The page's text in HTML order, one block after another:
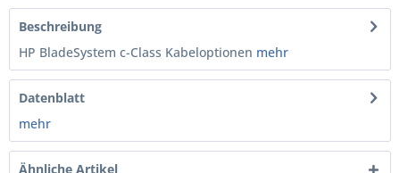
Beschreibung
HP BladeSystem c-Class Kabeloptionen mehr
Datenblatt
mehr
Ähnliche Artikel